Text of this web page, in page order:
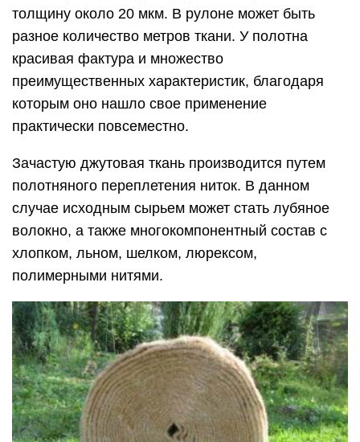
толщину около 20 мкм. В рулоне может быть
разное количество метров ткани. У полотна
красивая фактура и множество
преимущественных характеристик, благодаря
которым оно нашло свое применение
практически повсеместно.
Зачастую джутовая ткань производится путем
полотняного переплетения ниток. В данном
случае исходным сырьем может стать лубяное
волокно, а также многокомпонентный состав с
хлопком, льном, шелком, люрексом,
полимерными нитями.